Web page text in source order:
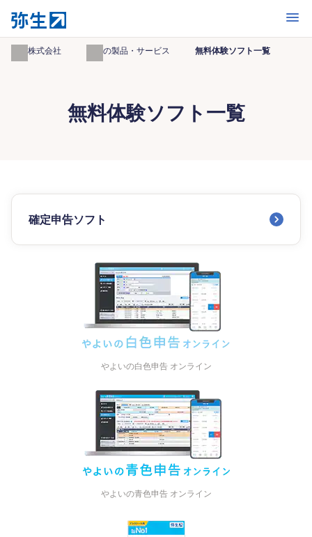
開く
弥生株式会社 弥生の製品・サービス 無料体験ソフト一覧
無料体験ソフト一覧
確定申告ソフト
やよいの白色申告 オンライン
やよいの青色申告 オンライン